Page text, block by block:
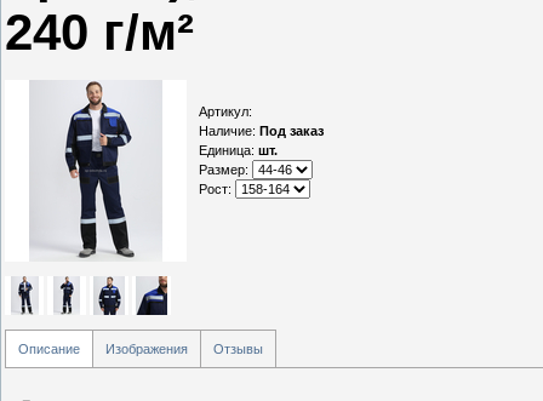
240 г/м²
Артикул:
Наличие: Под заказ
Единица: шт.
Размер:
Рост:
Описание Изображения Отзывы